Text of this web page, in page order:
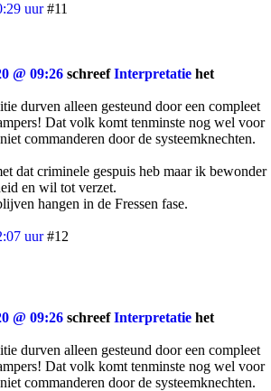
uur #11
@ 09:26 schreefInterpretatie het
durven alleen gesteund door een compleet
Dat volk komt tenminste nog wel voor
commanderen door de systeemknechten.
dat criminele gespuis heb maar ik bewonder
en wil tot verzet.
hangen in de Fressen fase.
uur #12
@ 09:26 schreefInterpretatie het
durven alleen gesteund door een compleet
Dat volk komt tenminste nog wel voor
commanderen door de systeemknechten.